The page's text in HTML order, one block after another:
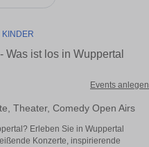
KINDER
ist los in Wuppertal
Events anlegen
Theater, Comedy Open Airs
Erleben Sie in Wuppertal
Konzerte, inspirierende